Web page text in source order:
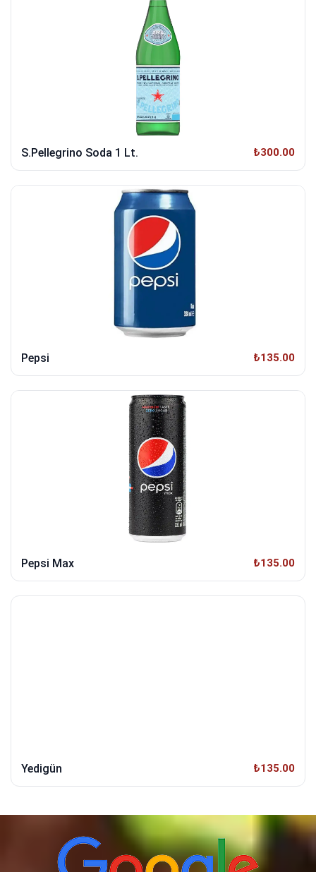
S.Pellegrino Soda 1 Lt. ₺300.00
Pepsi ₺135.00
Pepsi Max ₺135.00
Yedigün ₺135.00